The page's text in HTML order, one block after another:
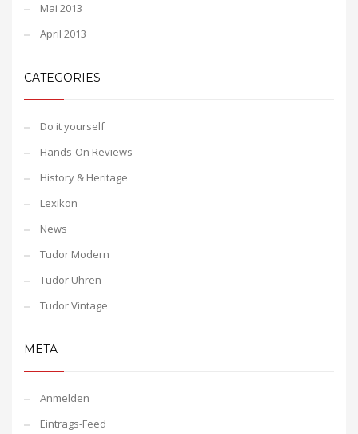
Mai 2013
April 2013
CATEGORIES
Do it yourself
Hands-On Reviews
History & Heritage
Lexikon
News
Tudor Modern
Tudor Uhren
Tudor Vintage
META
Anmelden
Eintrags-Feed